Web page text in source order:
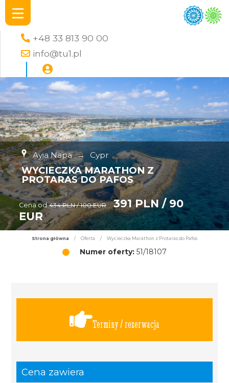
+48 33 813 90 00
info@tu1.pl
Ayia Napa → Cypr
WYCIECZKA MARATHON Z
PROTARAS DO PAFOS
Cena od 434 PLN / 100 EUR
391 PLN / 90
EUR
Strona główna / Oferta / Wycieczka Marathon z Protaras do Pafos
Numer oferty: 51/18107
Terminy / rezerwacja
Cena zawiera